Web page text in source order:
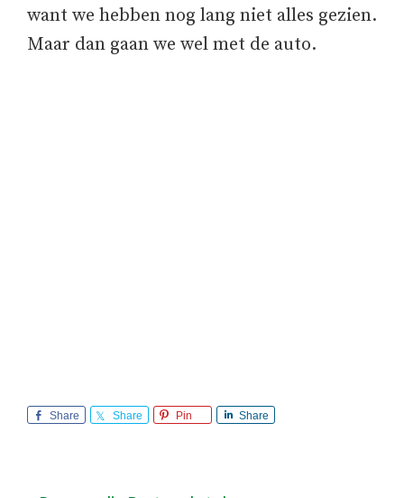
want we hebben nog lang niet alles gezien.
Maar dan gaan we wel met de auto.
Share Share Pin Share